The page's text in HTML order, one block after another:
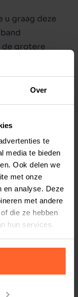
Over
te
media te bieden
Ook delen we
met onze
en analyse. Deze
met andere
die ze hebben
hun services.
graag deze
de grotere
Ridgeback
is 43-70
halsband zijn
ring
een
topkwaliteit.
is
komt maar,
op het nylon
halsband
voor XL en de
6 weken
Elke
12 weken